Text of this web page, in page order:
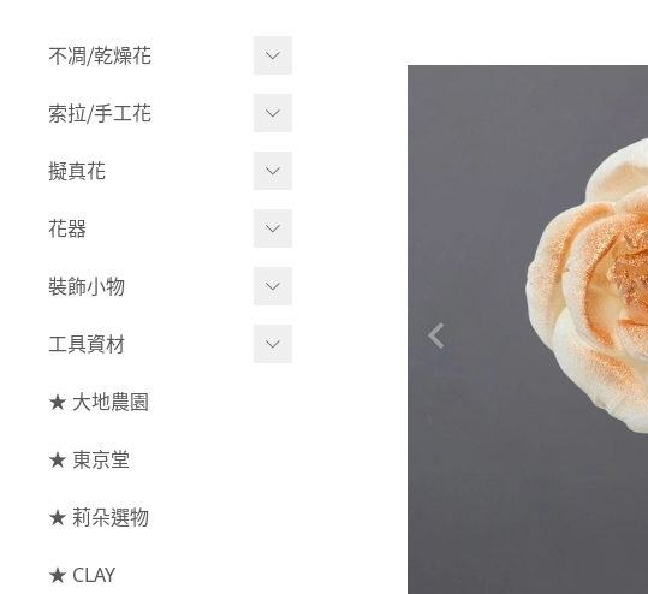
不凋⧸乾燥花
多色組合
- 其他
玫瑰
大玫瑰
- 迷你玫瑰
- 庭園玫瑰
索拉⧸手工花
索拉花(有花莖)
- 莉朵獨家水染
- 大地農園
索拉花(僅花頭)
原色
擬真花
盆栽⧸成品
綜合花束
葉材⧸藤蔓
枝條
果實
花器
小型花器
中大型花器
捧花架⧸吊架
藤圈⧸注連繩
提籃
裝飾小物
裝飾⧸擺飾
花插
工具資材
工具⧸型錄
資材
★ 大地農園
★ 東京堂
★ 莉朵選物
★ CLAY